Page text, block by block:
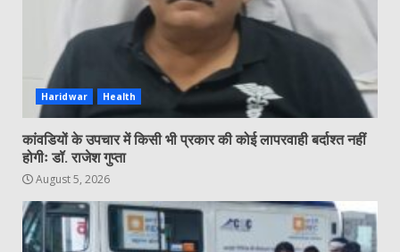
Haridwar Health
कांवडियों के उपचार में किसी भी प्रकार की कोई लापरवाही बर्दाश्त नहीं
होगीः डॉ. राजेश गुप्ता
August 5, 2026